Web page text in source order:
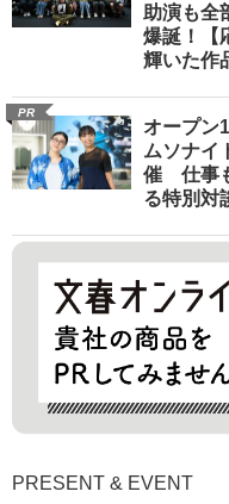
助演も全
爆誕！【
輝いた作
PR
オープン
ムソナイ
催 仕事
る特別対
PRESENT & EVENT